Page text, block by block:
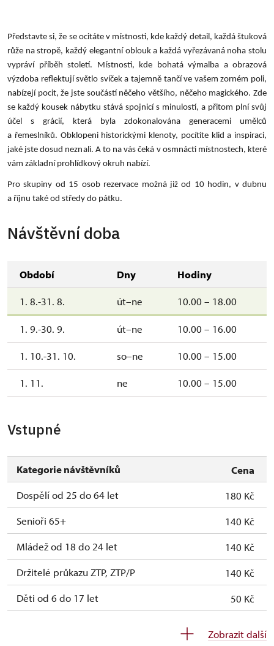
Představte si, že se ocitáte v místnosti, kde každý detail, každá štuková
růže na stropě, každý elegantní oblouk a každá vyřezávaná noha stolu
vypráví příběh století. Místnosti, kde bohatá výmalba a obrazová
výzdoba reflektují světlo svíček a tajemně tančí ve vašem zorném poli,
nabízejí pocit, že jste součástí něčeho většího, něčeho magického. Zde
se každý kousek nábytku stává spojnicí s minulostí, a přitom plní svůj
účel s grácií, která byla zdokonalována generacemi umělců
a řemeslníků. Obklopeni historickými klenoty, pocítíte klid a inspiraci,
jaké jste dosud neznali. A to na vás čeká v osmnácti místnostech, které
vám základní prohlídkový okruh nabízí.
Pro skupiny od 15 osob rezervace možná již od 10 hodin, v dubnu
a říjnu také od středy do pátku.
Návštěvní doba
Období Dny Hodiny
1. 8.-31. 8. út–ne 10.00 – 18.00
1. 9.-30. 9. út–ne 10.00 – 16.00
1. 10.-31. 10. so–ne 10.00 – 15.00
1. 11. ne 10.00 – 15.00
Vstupné
Kategorie návštěvníků
Cena
Dospělí od 25 do 64 let
180 Kč
Senioři 65+
140 Kč
Mládež od 18 do 24 let
140 Kč
Držitelé průkazu ZTP, ZTP/P
140 Kč
Děti od 6 do 17 let
50 Kč
Zobrazit další